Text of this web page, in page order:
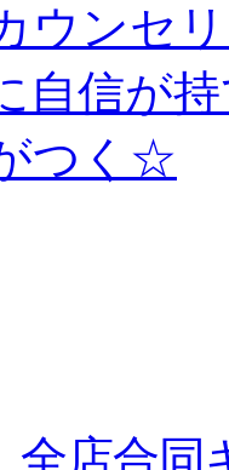
ウンセ
自信が
つく☆
全店合